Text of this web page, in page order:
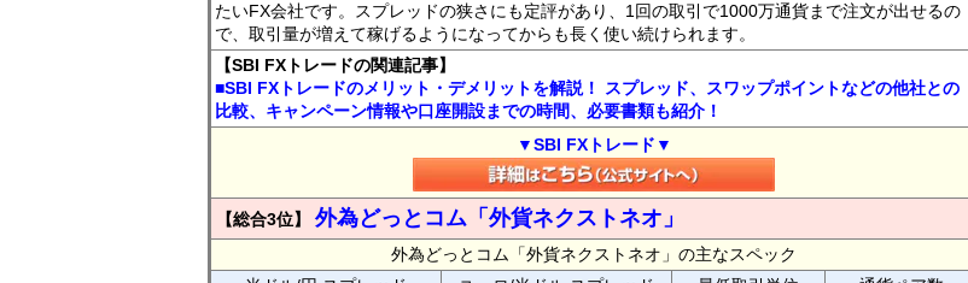
たいFX会社です。スプレッドの狭さにも定評があり、1回の取引で1000万通貨まで注文が出せるの
で、取引量が増えて稼げるようになってからも長く使い続けられます。
【SBI FXトレードの関連記事】
■SBI FXトレードのメリット・デメリットを解説！ スプレッド、スワップポイントなどの他社との
比較、キャンペーン情報や口座開設までの時間、必要書類も紹介！
▼SBI FXトレード▼
【総合3位】 外為どっとコム「外貨ネクストネオ」
外為どっとコム「外貨ネクストネオ」の主なスペック